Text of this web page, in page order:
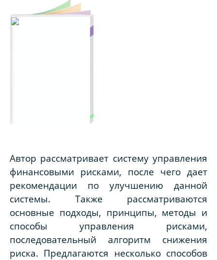
Автор рассматривает систему управления
финансовыми рисками, после чего дает
рекомендации по улучшению данной
системы. Также рассматриваются
основные подходы, принципы, методы и
способы управления рисками,
последовательный алгоритм снижения
риска. Предлагаются несколько способов